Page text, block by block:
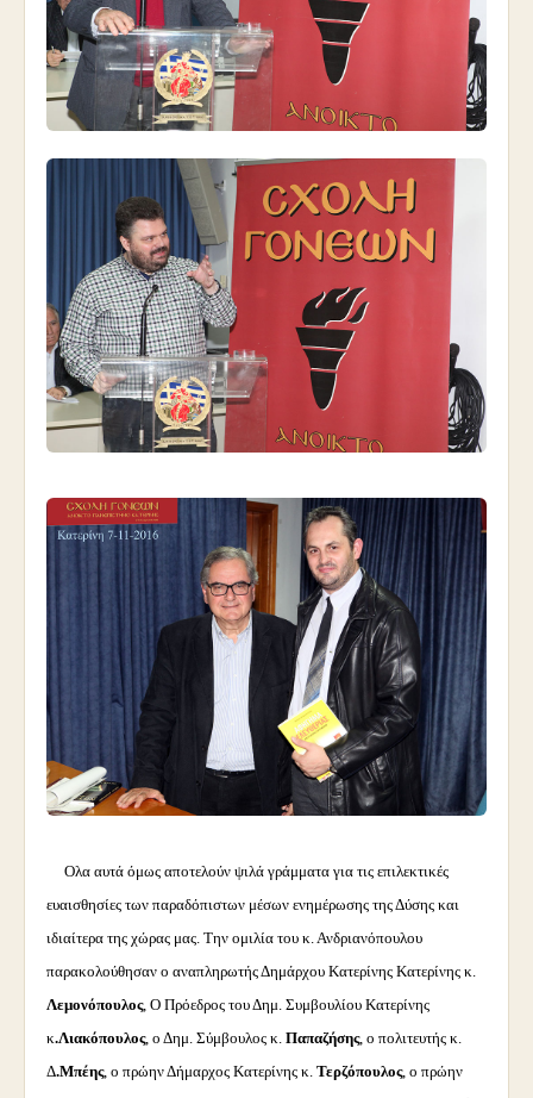
Ολα αυτά όμως αποτελούν ψιλά γράμματα για τις επιλεκτικές
ευαισθησίες των παραδόπιστων μέσων ενημέρωσης της Δύσης και
ιδιαίτερα της χώρας μας. Την ομιλία του κ. Ανδριανόπουλου
παρακολούθησαν ο αναπληρωτής Δημάρχου Κατερίνης Κατερίνης κ.
Λεμονόπουλος, Ο Πρόεδρος του Δημ. Συμβουλίου Κατερίνης
κ.Λιακόπουλος, ο Δημ. Σύμβουλος κ. Παπαζήσης, ο πολιτευτής κ.
Δ.Μπέης, ο πρώην Δήμαρχος Κατερίνης κ. Τερζόπουλος, ο πρώην